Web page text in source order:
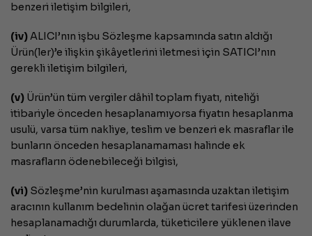
benzeri iletişim bilgileri,
(iv)ALICI’nın işbu Sözleşme kapsamında satın aldığı
Ürün(ler)’e ilişkin şikâyetlerini iletmesi için SATICI’nın
gerekli iletişim bilgileri,
(v) Ürün’ün tüm vergiler dâhil toplam fiyatı, niteliği
itibariyle önceden hesaplanamıyorsa fiyatın hesaplanma
usulü, varsa tüm nakliye, teslim ve benzeri ek masraflar ile
bunların önceden hesaplanamaması halinde ek
masrafların ödenebileceği bilgisi,
(vi) Sözleşme’nin kurulması aşamasında uzaktan iletişim
aracının kullanım bedelinin olağan ücret tarifesi üzerinden
hesaplanamadığı durumlarda, tüketicilere yüklenen ilave